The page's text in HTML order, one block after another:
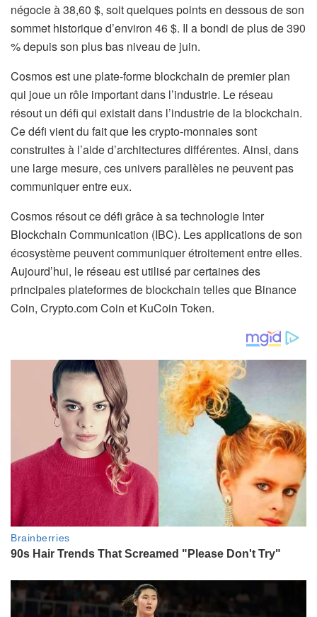
négocie à 38,60 $, soit quelques points en dessous de son
sommet historique d’environ 46 $. Il a bondi de plus de 390
% depuis son plus bas niveau de juin.
Cosmos est une plate-forme blockchain de premier plan
qui joue un rôle important dans l’industrie. Le réseau
résout un défi qui existait dans l’industrie de la blockchain.
Ce défi vient du fait que les crypto-monnaies sont
construites à l’aide d’architectures différentes. Ainsi, dans
une large mesure, ces univers parallèles ne peuvent pas
communiquer entre eux.
Cosmos résout ce défi grâce à sa technologie Inter
Blockchain Communication (IBC). Les applications de son
écosystème peuvent communiquer étroitement entre elles.
Aujourd’hui, le réseau est utilisé par certaines des
principales plateformes de blockchain telles que Binance
Coin, Crypto.com Coin et KuCoin Token.